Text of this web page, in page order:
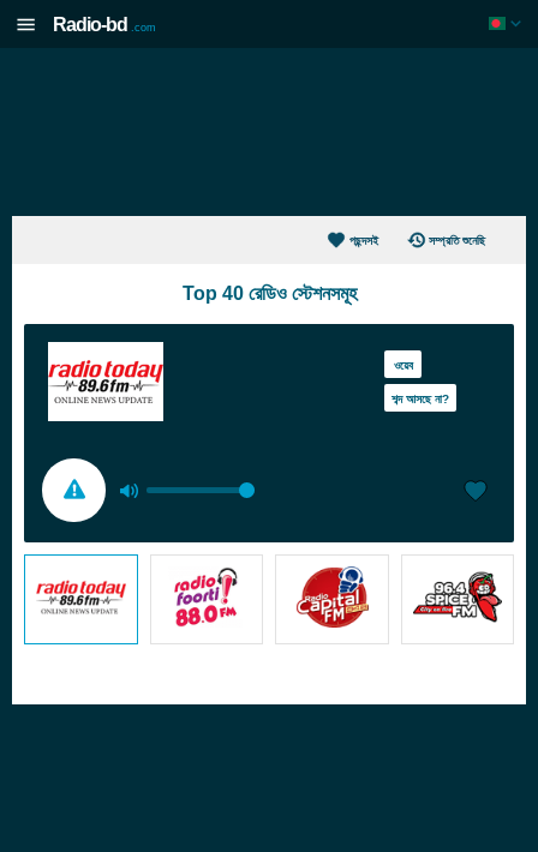
Radio-bd .com
পছন্দসই সম্প্রতি শুনেছি
Top 40 রেডিও স্টেশনসমূহ
ওয়েব
শব্দ আসছে না?